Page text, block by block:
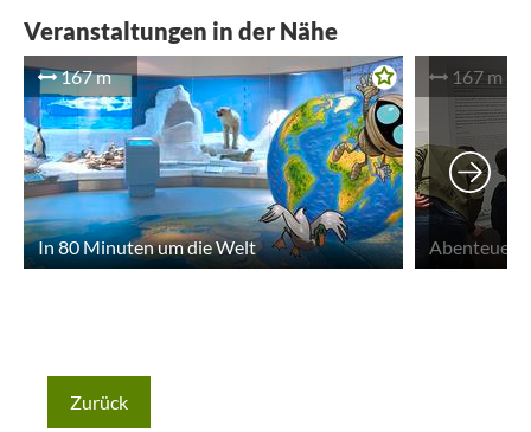
Veranstaltungen in der Nähe
167 m
In 80 Minuten um die Welt
167 m
Abenteuer
Zurück